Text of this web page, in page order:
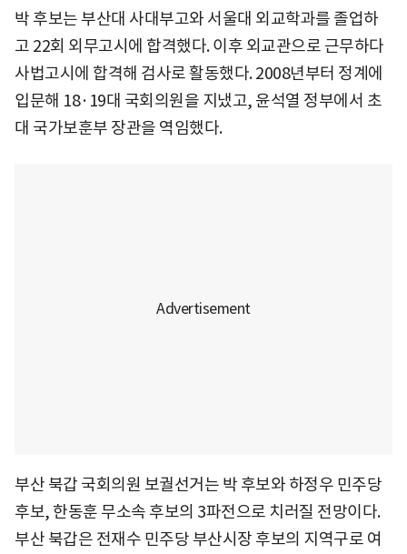
박 후보는 부산대 사대부고와 서울대 외교학과를 졸업하
고 22회 외무고시에 합격했다. 이후 외교관으로 근무하다
사법고시에 합격해 검사로 활동했다. 2008년부터 정계에
입문해 18·19대 국회의원을 지냈고, 윤석열 정부에서 초
대 국가보훈부 장관을 역임했다.
부산 북갑 국회의원 보궐선거는 박 후보와 하정우 민주당
후보, 한동훈 무소속 후보의 3파전으로 치러질 전망이다.
부산 북갑은 전재수 민주당 부산시장 후보의 지역구로 여